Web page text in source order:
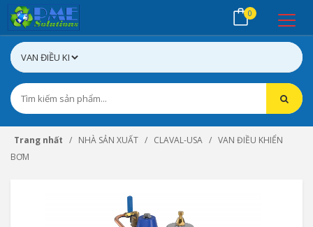
0
Trang nhất NHÀ SẢN XUẤT CLAVAL-USA
VAN ĐIỀU KHIỂN
BƠM